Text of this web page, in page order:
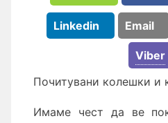
Linkedin Email
Viber
Почитувани колешки и
Имаме чест да ве